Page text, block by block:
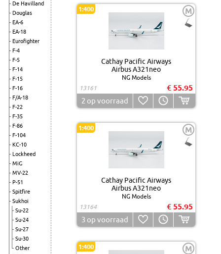
De Havilland
Douglas
EA-6
EA-18
Eurofighter
F-4
F-5
F-14
F-15
F-16
F/A-18
F-22
F-35
F-86
F-104
KC-10
Lockheed
MiG
MV-22
P-51
Spitfire
Sukhoi
Su-22
Su-24
Su-27
Su-30
Other
1:400 M
Cathay Pacific Airways
Airbus A321neo
NG Models
13161
€ 55.95
2 op voorraad
1:400 M
Cathay Pacific Airways
Airbus A321neo
NG Models
13164
€ 55.95
3 op voorraad
1:400 M